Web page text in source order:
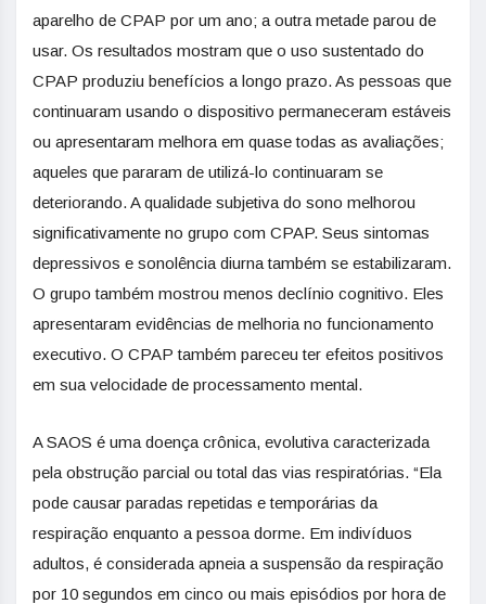
aparelho de CPAP por um ano; a outra metade parou de
usar. Os resultados mostram que o uso sustentado do
CPAP produziu benefícios a longo prazo. As pessoas que
continuaram usando o dispositivo permaneceram estáveis
ou apresentaram melhora em quase todas as avaliações;
aqueles que pararam de utilizá-lo continuaram se
deteriorando. A qualidade subjetiva do sono melhorou
significativamente no grupo com CPAP. Seus sintomas
depressivos e sonolência diurna também se estabilizaram.
O grupo também mostrou menos declínio cognitivo. Eles
apresentaram evidências de melhoria no funcionamento
executivo. O CPAP também pareceu ter efeitos positivos
em sua velocidade de processamento mental.
A SAOS é uma doença crônica, evolutiva caracterizada
pela obstrução parcial ou total das vias respiratórias. “Ela
pode causar paradas repetidas e temporárias da
respiração enquanto a pessoa dorme. Em indivíduos
adultos, é considerada apneia a suspensão da respiração
por 10 segundos em cinco ou mais episódios por hora de